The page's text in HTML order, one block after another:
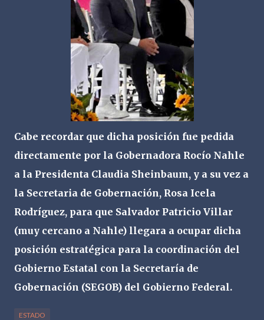
Cabe recordar que dicha posición fue pedida
directamente por la Gobernadora Rocío Nahle
a la Presidenta Claudia Sheinbaum, y a su vez a
la Secretaria de Gobernación, Rosa Icela
Rodríguez, para que Salvador Patricio Villar
(muy cercano a Nahle) llegara a ocupar dicha
posición estratégica para la coordinación del
Gobierno Estatal con la Secretaría de
Gobernación (SEGOB) del Gobierno Federal.
ESTADO